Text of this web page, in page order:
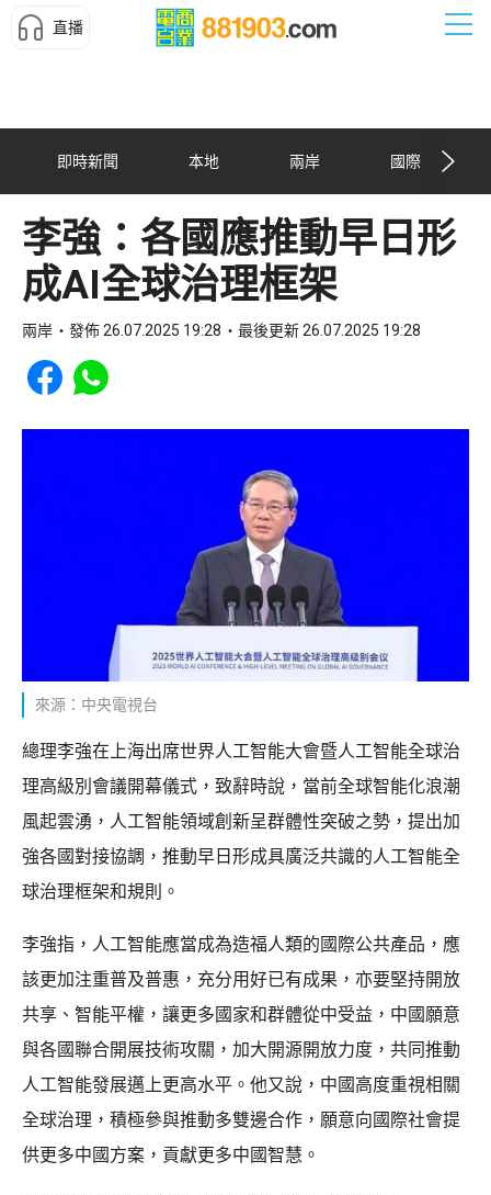
直播
即時新聞 本地 兩岸 國際
李強：各國應推動早日形
成AI全球治理框架
兩岸 發佈 26.07.2025 19:28 最後更新 26.07.2025 19:28
Share to Facebook
Share to WhatsApp
來源：中央電視台
總理李強在上海出席世界人工智能大會暨人工智能全球治
理高級別會議開幕儀式，致辭時說，當前全球智能化浪潮
風起雲湧，人工智能領域創新呈群體性突破之勢，提出加
強各國對接協調，推動早日形成具廣泛共識的人工智能全
球治理框架和規則。
李強指，人工智能應當成為造福人類的國際公共產品，應
該更加注重普及普惠，充分用好已有成果，亦要堅持開放
共享、智能平權，讓更多國家和群體從中受益，中國願意
與各國聯合開展技術攻關，加大開源開放力度，共同推動
人工智能發展邁上更高水平。他又說，中國高度重視相關
全球治理，積極參與推動多雙邊合作，願意向國際社會提
供更多中國方案，貢獻更多中國智慧。